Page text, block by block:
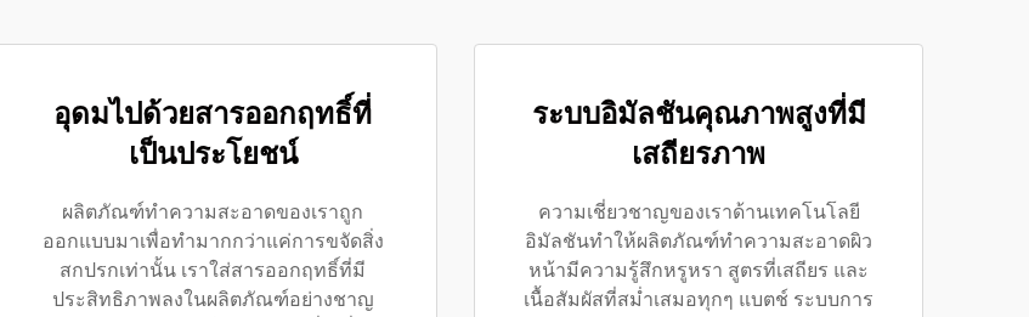
อุดมไปด้วยสารออกฤทธิ์ที่
เป็นประโยชน์
ผลิตภัณฑ์ทำความสะอาดของเราถูก
ออกแบบมาเพื่อทำมากกว่าแค่การขจัดสิ่ง
สกปรกเท่านั้น เราใส่สารออกฤทธิ์ที่มี
ประสิทธิภาพลงในผลิตภัณฑ์อย่างชาญ
ระบบอิมัลชันคุณภาพสูงที่มี
เสถียรภาพ
ความเชี่ยวชาญของเราด้านเทคโนโลยี
อิมัลชันทำให้ผลิตภัณฑ์ทำความสะอาดผิว
หน้ามีความรู้สึกหรูหรา สูตรที่เสถียร และ
เนื้อสัมผัสที่สม่ำเสมอทุกๆ แบตช์ ระบบการ